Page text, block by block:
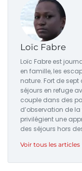
Loïc Fabre
Loïc Fabre est
en famille, les
nature. Fort de sept
séjours en refuge
couple dans des
d’observation de
privilégient une
des séjours hors
Voir tous les